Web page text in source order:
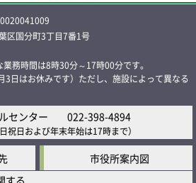
区国分町3丁目7番1号
務時間は8時30分～17時00分です。
3日はお休みです）ただし、施設によって異なる
センター 022-398-4894
日祝日および年末年始は17時まで）
市役所案内図
する